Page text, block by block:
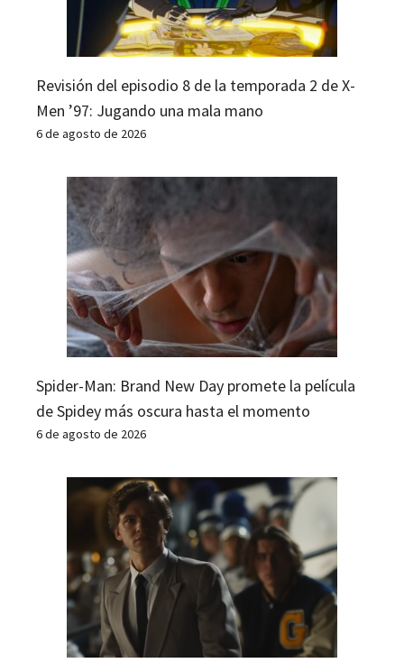
Revisión del episodio 8 de la temporada 2 de X-
Men ’97: Jugando una mala mano
6 de agosto de 2026
Spider-Man: Brand New Day promete la película
de Spidey más oscura hasta el momento
6 de agosto de 2026